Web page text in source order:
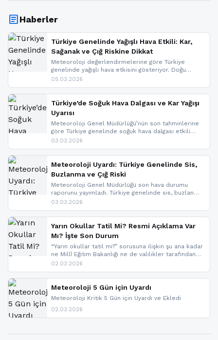
articleHaberler
Türkiye Genelinde Yağışlı Hava Etkili: Kar,
Sağanak ve Çığ Riskine Dikkat
Meteoroloji değerlendirmelerine göre Türkiye
genelinde yağışlı hava etkisini gösteriyor. Doğu
bölgelerinde kar yağışı beklenirken Marmara ve
ise çığ tehlikesi bulunuyor. İç kesimlerde sis ve pus
nedeniyle görüş mesafesinde azalma
yaşanabileceği belirtiliyor.
05.03.2026
Türkiye’de Soğuk Hava Dalgası ve Kar Yağışı
Uyarısı
Meteoroloji Genel Müdürlüğü’nün son tahminlerine
göre Türkiye genelinde soğuk hava dalgası etkili
oluyor. Birçok il için kar yağışı ve buzlanma uyarısı
03.03.2026
Meteoroloji Uyardı: Türkiye Genelinde Sis,
Buzlanma ve Çığ Riski
Meteoroloji Genel Müdürlüğü son hava durumu
raporunu yayımladı. Türkiye genelinde sis, buzlanma
ve don beklenirken Doğu Anadolu ve Doğu
yapıldı. İşte son dakika meteoroloji gelişmeleri.
03.03.2026
Yarın Okullar Tatil Mi? Resmi Açıklama Var
Mı? İşte Son Durum
“Yarın okullar tatil mi?” sorusuna ilişkin şu ana kadar
ne Millî Eğitim Bakanlığı ne de valilikler tarafından
yapılmış resmi bir tatil açıklaması bulunmamaktadır.
paylaşacağız. En hızlı şekilde haberdar olmak için
sitemizi takip edebilir ve bildirimleri açabilirsiniz.
02.03.2026
Meteoroloji 5 Gün için Uyardı
Meteoroloji Kritik 5 Gün için Uyardı ve Ekledi
02.03.2026